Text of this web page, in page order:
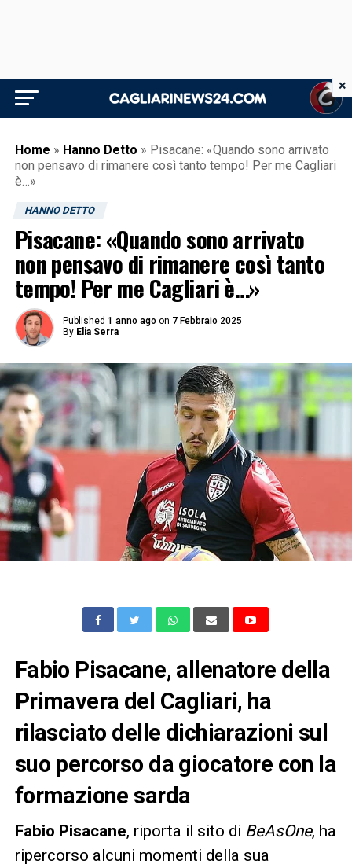
Home » Hanno Detto » Pisacane: «Quando sono arrivato
non pensavo di rimanere così tanto tempo! Per me Cagliari
è…»
HANNO DETTO
Pisacane: «Quando sono arrivato
non pensavo di rimanere così tanto
tempo! Per me Cagliari è…»
Published 1 anno ago on 7 Febbraio 2025
By Elia Serra
Fabio Pisacane, allenatore della
Primavera del Cagliari, ha
rilasciato delle dichiarazioni sul
suo percorso da giocatore con la
formazione sarda
Fabio Pisacane, riporta il sito di BeAsOne, ha
ripercorso alcuni momenti della sua
×